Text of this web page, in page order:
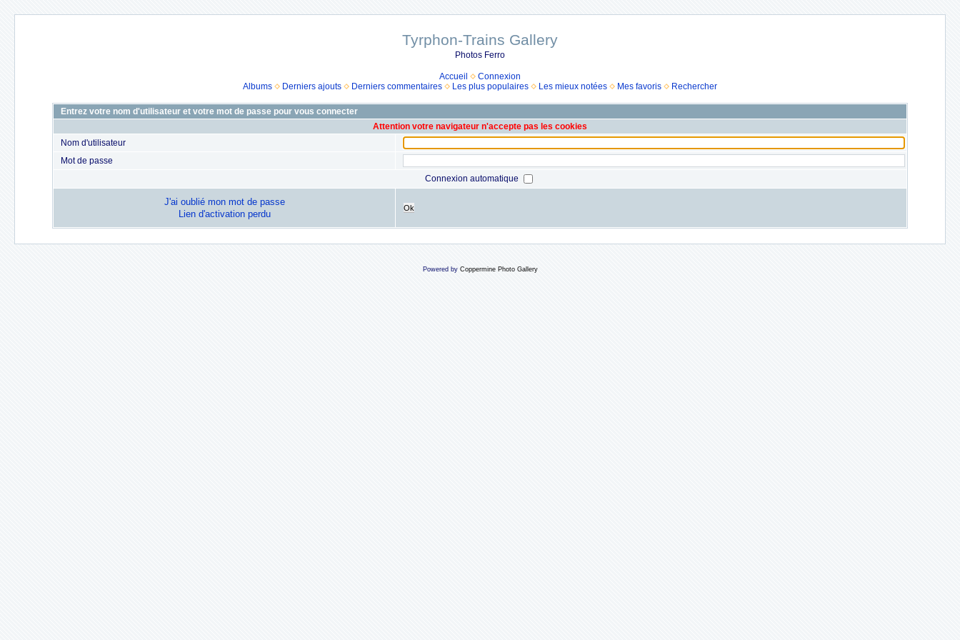
Tyrphon-Trains Gallery
Photos Ferro
Accueil
Connexion
Albums
Derniers ajouts Derniers commentaires Les plus populaires Les mieux notées Mes favoris Rechercher
Entrez votre nom d'utilisateur et votre mot de passe pour vous connecter
Attention votre navigateur n'accepte pas les cookies
Nom d'utilisateur
Mot de passe
Connexion automatique
J'ai oublié mon mot de passe
Lien d'activation perdu
Ok
Powered by Coppermine Photo Gallery